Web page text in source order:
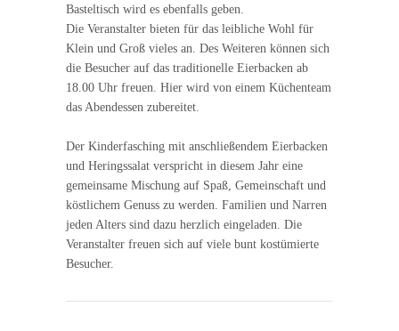
Basteltisch wird es ebenfalls geben.
Die Veranstalter bieten für das leibliche Wohl für
Klein und Groß vieles an. Des Weiteren können sich
die Besucher auf das traditionelle Eierbacken ab
18.00 Uhr freuen. Hier wird von einem Küchenteam
das Abendessen zubereitet.
Der Kinderfasching mit anschließendem Eierbacken
und Heringssalat verspricht in diesem Jahr eine
gemeinsame Mischung auf Spaß, Gemeinschaft und
köstlichem Genuss zu werden. Familien und Narren
jeden Alters sind dazu herzlich eingeladen. Die
Veranstalter freuen sich auf viele bunt kostümierte
Besucher.